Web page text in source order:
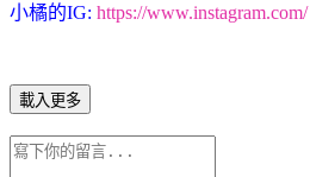
小橘的IG: https://
載入更多